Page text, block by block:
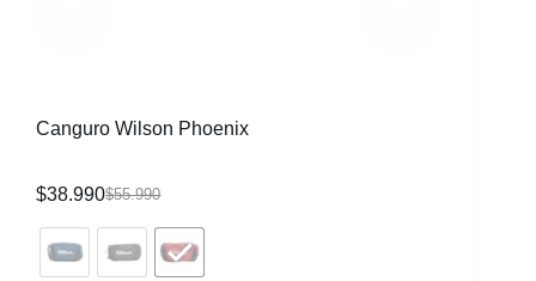
Canguro Wilson Phoenix
$55.990
$38.990